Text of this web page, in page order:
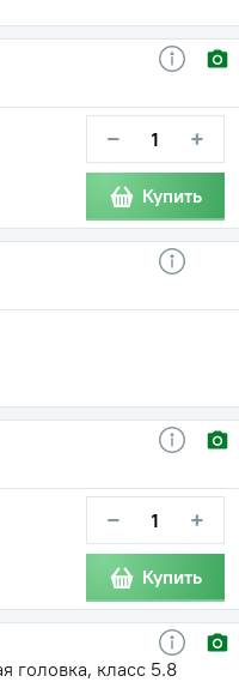
− +
Купить
− +
Купить
головка, класс 5.8